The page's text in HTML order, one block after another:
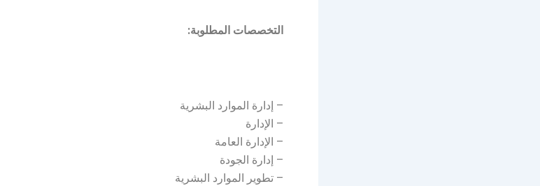
التخصصات المطلوبة:
– إدارة الموارد البشرية
– الإدارة
– الإدارة العامة
– إدارة الجودة
– تطوير الموارد البشرية